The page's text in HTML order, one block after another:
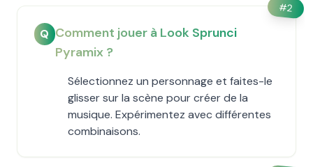
#2
Q Comment jouer à Look Sprunci
Pyramix ?
Sélectionnez un personnage et faites-le
glisser sur la scène pour créer de la
musique. Expérimentez avec différentes
combinaisons.